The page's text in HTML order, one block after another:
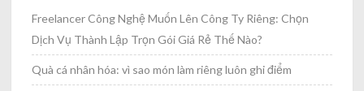
Freelancer Công Nghệ Muốn Lên Công Ty Riêng: Chọn
Dịch Vụ Thành Lập Trọn Gói Giá Rẻ Thế Nào?
Quà cá nhân hóa: vì sao món làm riêng luôn ghi điểm